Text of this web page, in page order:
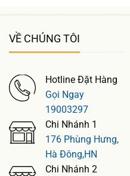
VỀ CHÚNG TÔI
Hotline Đặt Hàng
Gọi Ngay
19003297
Chi Nhánh 1
176 Phùng Hưng,
Hà Đông,HN
Chi Nhánh 2